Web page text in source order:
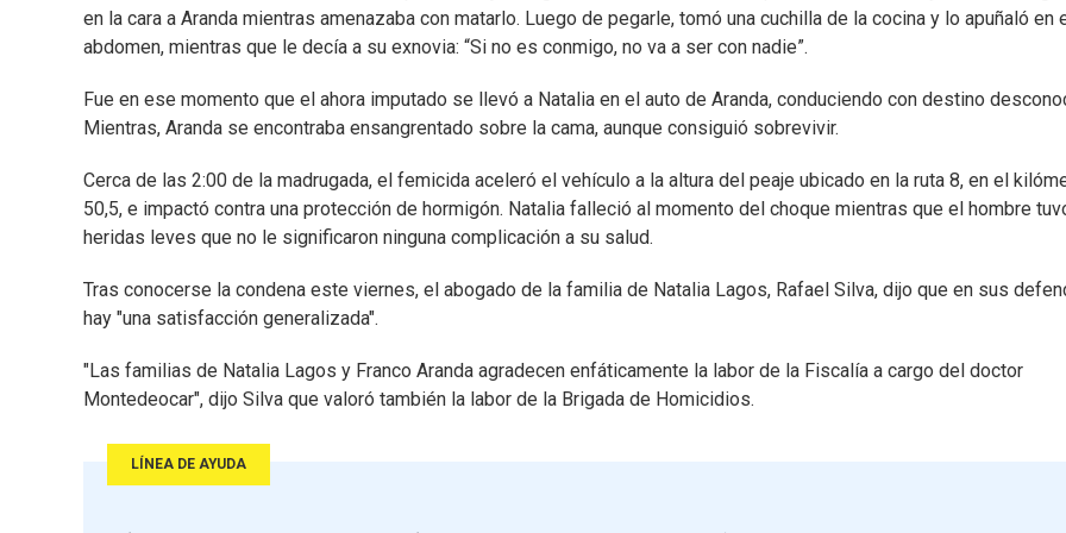
en la cara a Aranda mientras amenazaba con matarlo. Luego de pegarle, tomó una cuchilla de la cocina y lo apuñaló en
abdomen, mientras que le decía a su exnovia: “Si no es conmigo, no va a ser con nadie”.
Fue en ese momento que el ahora imputado se llevó a Natalia en el auto de Aranda, conduciendo con destino
Mientras, Aranda se encontraba ensangrentado sobre la cama, aunque consiguió sobrevivir.
Cerca de las 2:00 de la madrugada, el femicida aceleró el vehículo a la altura del peaje ubicado en la ruta 8, en el
50,5, e impactó contra una protección de hormigón. Natalia falleció al momento del choque mientras que el hombre
heridas leves que no le significaron ninguna complicación a su salud.
Tras conocerse la condena este viernes, el abogado de la familia de Natalia Lagos, Rafael Silva, dijo que en sus
hay "una satisfacción generalizada".
"Las familias de Natalia Lagos y Franco Aranda agradecen enfáticamente la labor de la Fiscalía a cargo del doctor
Montedeocar", dijo Silva que valoró también la labor de la Brigada de Homicidios.
LÍNEA DE AYUDA